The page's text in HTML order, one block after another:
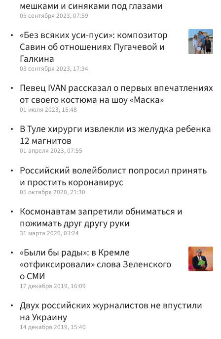
мешками и синяками под глазами
05 сентября 2023, 07:59
«Без всяких уси-пуси»: композитор
Савин об отношениях Пугачевой и
Галкина
03 сентября 2023, 17:34
Певец IVAN рассказал о первых впечатлениях
от своего костюма на шоу «Маска»
01 июля 2023, 15:48
В Туле хирурги извлекли из желудка ребенка
12 магнитов
01 апреля 2023, 07:55
Российский волейболист попросил принять
и простить коронавирус
05 октября 2020, 21:30
Космонавтам запретили обниматься и
пожимать друг другу руки
31 марта 2020, 03:24
«Были бы рады»: в Кремле
«отфиксировали» слова Зеленского
о СМИ
17 декабря 2019, 16:09
Двух российских журналистов не впустили
на Украину
14 декабря 2019, 15:40